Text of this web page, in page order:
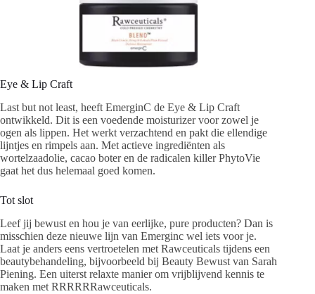
Eye & Lip Craft
Last but not least, heeft EmerginC de Eye & Lip Craft
ontwikkeld. Dit is een voedende moisturizer voor zowel je
ogen als lippen. Het werkt verzachtend en pakt die ellendige
lijntjes en rimpels aan. Met actieve ingrediënten als
wortelzaadolie, cacao boter en de radicalen killer PhytoVie
gaat het dus helemaal goed komen.
Tot slot
Leef jij bewust en hou je van eerlijke, pure producten? Dan is
misschien deze nieuwe lijn van Emerginc wel iets voor je.
Laat je anders eens vertroetelen met Rawceuticals tijdens een
beautybehandeling, bijvoorbeeld bij Beauty Bewust van Sarah
Piening. Een uiterst relaxte manier om vrijblijvend kennis te
maken met RRRRRRawceuticals.